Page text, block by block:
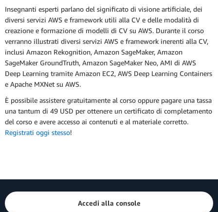
Insegnanti esperti parlano del significato di visione artificiale, dei
diversi servizi AWS e framework utili alla CV e delle modalità di
creazione e formazione di modelli di CV su AWS. Durante il corso
verranno illustrati diversi servizi AWS e framework inerenti alla CV,
inclusi Amazon Rekognition, Amazon SageMaker, Amazon
SageMaker GroundTruth, Amazon SageMaker Neo, AMI di AWS
Deep Learning tramite Amazon EC2, AWS Deep Learning Containers
e Apache MXNet su AWS.
È possibile assistere gratuitamente al corso oppure pagare una tassa
una tantum di 49 USD per ottenere un certificato di completamento
del corso e avere accesso ai contenuti e al materiale corretto.
Registrati oggi stesso!
Accedi alla console